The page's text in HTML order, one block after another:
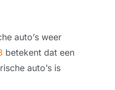
auto’s weer
betekent dat een
auto’s is